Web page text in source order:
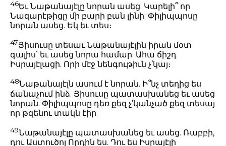
46Եւ Նաթանայէլը նորան ասեց. Կարելի՞ որ
Նազարէթիցը մի բարի բան լինի. Փիլիպպոսը
նորան ասեց. Եկ եւ տես։
47Յիսուսը տեսաւ Նաթանայէլին իրան մօտ
գալիս՝ եւ ասեց նորա համար. Ահա ճիշդ
Իսրայէլացի. Որի մէջ նենգութիւն չ’կայ։
48Նաթանայէլն ասում է նորան. Ի՞նչ տեղից ես
ճանաչում ինձ. Յիսուսը պատասխանեց եւ ասեց
նորան. Փիլիպպոսը դեռ քեզ չ’կանչած քեզ տեսայ
որ թզենու տակն էիր.
49Նաթանայէլը պատասխանեց եւ ասեց. Ռաբբի,
դու Աստուծոյ Որդին ես. Դու ես Իսրայէլի